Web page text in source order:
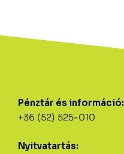
Pénztár és információ:
+36 (52) 525-010
Nyitvatartás: